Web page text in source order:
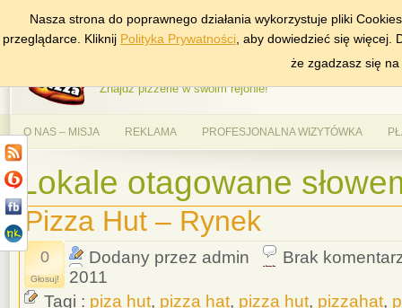
DODAJ NAS DO ULUBIONYCH ZNAJDŹ
AlePizza.com –
Znajdź pizzerie w swoim rejonie!
O NAS – MISJA REKLAMA PROFESJONALNA WIZYTÓWKA
Lokale otagowane
Pizza Hut – Rynek
0
Głosuj!
Dodany przez admin
Brak
2011
Tagi : piza hut, pizza hat, pizza hut, pizzahat,
Nasza strona do poprawnego działania wykorzystuje pliki
przeglądarce. Kliknij Polityka Prywatności , aby dowiedzieć się
że zgadzasz się